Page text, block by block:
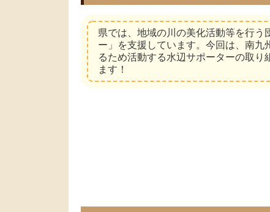
県では、地域の川の美化活動等を行う
ー」を支援しています。今回は、南九
るため活動する水辺サポーターの取り
ます！